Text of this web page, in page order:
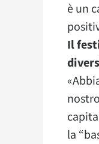
è un
Il
la